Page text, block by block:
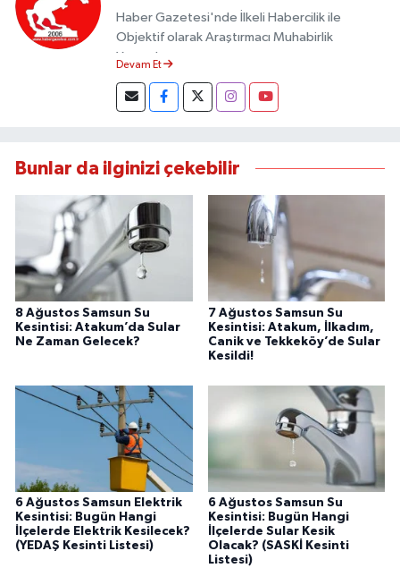
Haber Gazetesi'nde İlkeli Habercilik ile
Objektif olarak Araştırmacı Muhabirlik
Yapmaktayım.
Devam Et
Bunlar da ilginizi çekebilir
8 Ağustos Samsun Su
Kesintisi: Atakum’da Sular
Ne Zaman Gelecek?
7 Ağustos Samsun Su
Kesintisi: Atakum, İlkadım,
Canik ve Tekkeköy’de Sular
Kesildi!
6 Ağustos Samsun Elektrik
Kesintisi: Bugün Hangi
İlçelerde Elektrik Kesilecek?
(YEDAŞ Kesinti Listesi)
6 Ağustos Samsun Su
Kesintisi: Bugün Hangi
İlçelerde Sular Kesik
Olacak? (SASKİ Kesinti
Listesi)